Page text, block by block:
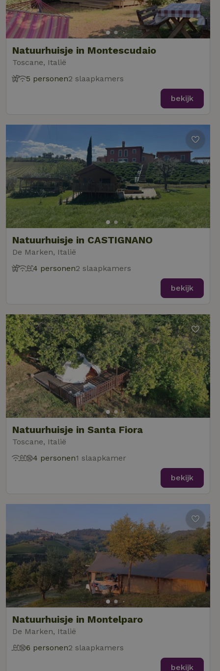
Natuurhuisje in Montescudaio
Toscane, Italië
5 personen2 slaapkamers
bekijk
Natuurhuisje in CASTIGNANO
De Marken, Italië
4 personen2 slaapkamers
bekijk
Natuurhuisje in Santa Fiora
Toscane, Italië
4 personen1 slaapkamer
bekijk
Natuurhuisje in Montelparo
De Marken, Italië
6 personen2 slaapkamers
bekijk